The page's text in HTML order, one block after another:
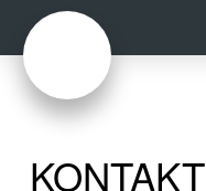
Kontakt
KONTAKT